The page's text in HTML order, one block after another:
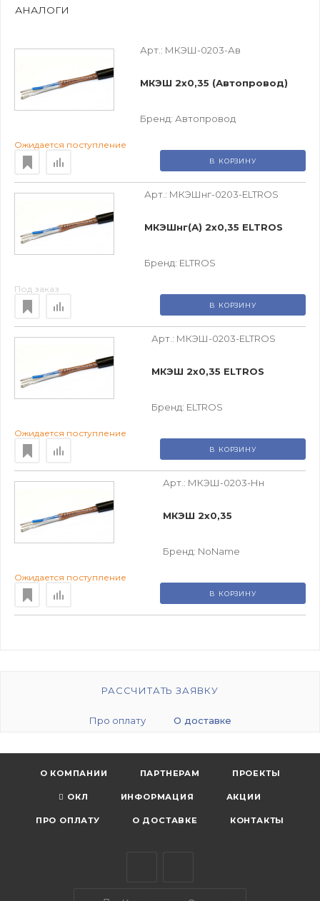
АНАЛОГИ
Арт.: МКЭШ-0203-Ав
МКЭШ 2х0,35 (Автопровод)
Бренд: Автопровод
Ожидается поступление
В КОРЗИНУ
Арт.: МКЭШнг-0203-ELTROS
МКЭШнг(А) 2х0,35 ELTROS
Бренд: ELTROS
Под заказ
В КОРЗИНУ
Арт.: МКЭШ-0203-ELTROS
МКЭШ 2х0,35 ELTROS
Бренд: ELTROS
Ожидается поступление
В КОРЗИНУ
Арт.: МКЭШ-0203-Нн
МКЭШ 2х0,35
Бренд: NoName
Ожидается поступление
В КОРЗИНУ
РАССЧИТАТЬ ЗАЯВКУ
Про оплату О доставке
О КОМПАНИИ ПАРТНЕРАМ ПРОЕКТЫ
ОКЛ ИНФОРМАЦИЯ АКЦИИ
ПРО ОПЛАТУ О ДОСТАВКЕ КОНТАКТЫ